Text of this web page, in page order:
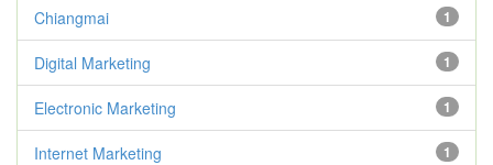
1
Chiangmai
1
Digital Marketing
1
Electronic Marketing
1
Internet Marketing